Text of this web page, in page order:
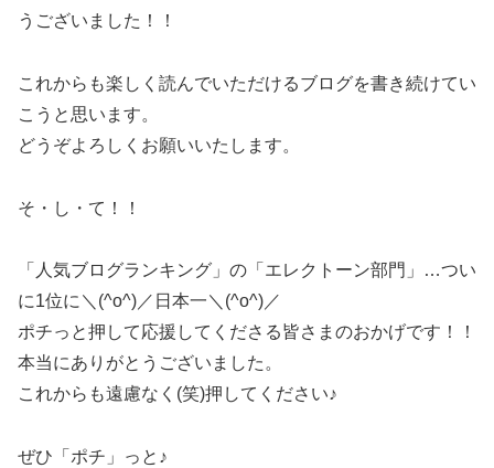
うございました！！
これからも楽しく読んでいただけるブログを書き続けてい
こうと思います。
どうぞよろしくお願いいたします。
そ・し・て！！
「人気ブログランキング」の「エレクトーン部門」…つい
に1位に＼(^o^)／日本一＼(^o^)／
ポチっと押して応援してくださる皆さまのおかげです！！
本当にありがとうございました。
これからも遠慮なく(笑)押してください♪
ぜひ「ポチ」っと♪